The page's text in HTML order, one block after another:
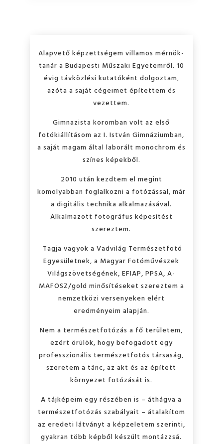
Alapvető képzettségem villamos mérnök-
tanár a Budapesti Műszaki Egyetemről. 10
évig távközlési kutatóként dolgoztam,
azóta a saját cégeimet építettem és
vezettem.
Gimnazista koromban volt az első
fotókiállításom az I. István Gimnáziumban,
a saját magam által laborált monochrom és
színes képekből.
2010 után kezdtem el megint
komolyabban foglalkozni a fotózással, már
a digitális technika alkalmazásával.
Alkalmazott fotográfus képesítést
szereztem.
Tagja vagyok a Vadvilág Természetfotó
Egyesületnek, a Magyar Fotóművészek
Világszövetségének, EFIAP, PPSA, A-
MAFOSZ/gold minősítéseket szereztem a
nemzetközi versenyeken elért
eredményeim alapján.
Nem a természetfotózás a fő területem,
ezért örülök, hogy befogadott egy
professzionális természetfotós társaság,
szeretem a tánc, az akt és az épített
környezet fotózását is.
A tájképeim egy részében is – áthágva a
természetfotózás szabályait – átalakítom
az eredeti látványt a képzeletem szerinti,
gyakran több képből készült montázzsá.